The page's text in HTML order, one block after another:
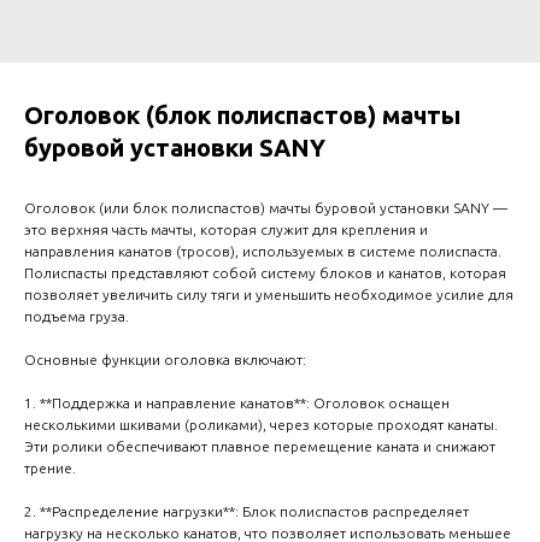
Оголовок (блок полиспастов) мачты
буровой установки SANY
Оголовок (или блок полиспастов) мачты буровой установки SANY —
это верхняя часть мачты, которая служит для крепления и
направления канатов (тросов), используемых в системе полиспаста.
Полиспасты представляют собой систему блоков и канатов, которая
позволяет увеличить силу тяги и уменьшить необходимое усилие для
подъема груза.
Основные функции оголовка включают:
1. **Поддержка и направление канатов**: Оголовок оснащен
несколькими шкивами (роликами), через которые проходят канаты.
Эти ролики обеспечивают плавное перемещение каната и снижают
трение.
2. **Распределение нагрузки**: Блок полиспастов распределяет
нагрузку на несколько канатов, что позволяет использовать меньшее